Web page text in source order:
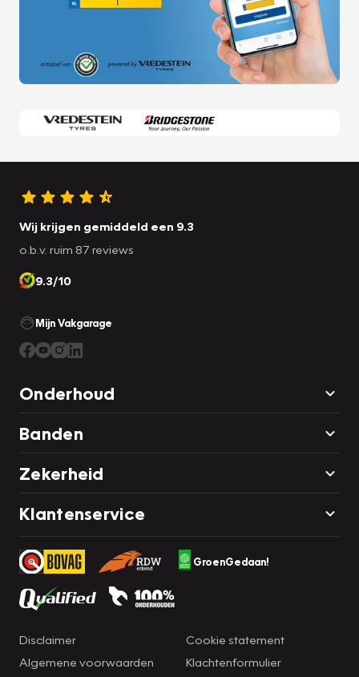
Wij krijgen gemiddeld een 9.3
o.b.v. ruim 87 reviews
9.3/10
Mijn Vakgarage
Onderhoud
Banden
Zekerheid
Klantenservice
GroenGedaan!
Disclaimer
Algemene voorwaarden
Cookie statement
Klachtenformulier